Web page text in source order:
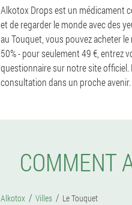
Alkotox Drops est un médicament
et de regarder le monde avec des
au Touquet, vous pouvez acheter
50% - pour seulement 49 €, entrez
questionnaire sur notre site
consultation dans un proche
COMMENT
Alkotox Villes Le Touquet